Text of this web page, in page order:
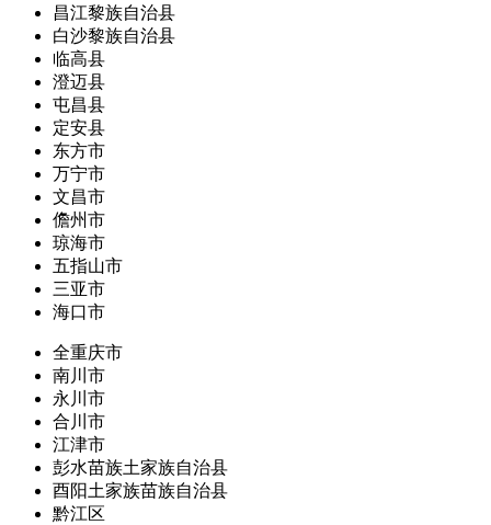
昌江黎族自治县
白沙黎族自治县
临高县
澄迈县
屯昌县
定安县
东方市
万宁市
文昌市
儋州市
琼海市
五指山市
三亚市
海口市
全重庆市
南川市
永川市
合川市
江津市
彭水苗族土家族自治县
酉阳土家族苗族自治县
黔江区